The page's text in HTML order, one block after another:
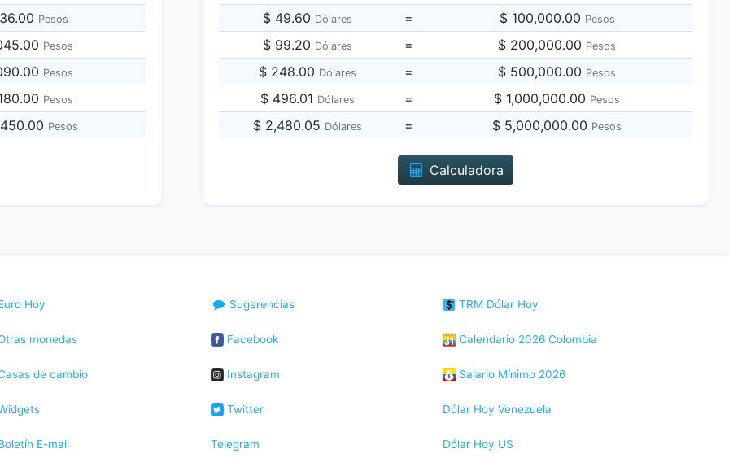
Pesos
Pesos
Pesos
Pesos
Pesos
$ 49.60 Dólares = $ 100,000.00 Pesos
$ 99.20 Dólares = $ 200,000.00 Pesos
$ 248.00 Dólares = $ 500,000.00 Pesos
$ 496.01 Dólares = $ 1,000,000.00 Pesos
$ 2,480.05 Dólares = $ 5,000,000.00 Pesos
Calculadora
Hoy
monedas
de cambio
E-mail
Sugerencias
Facebook
Instagram
Twitter
Telegram
TRM Dólar Hoy
Calendario 2026 Colombia
Salario Mínimo 2026
Dólar Hoy Venezuela
Dólar Hoy US